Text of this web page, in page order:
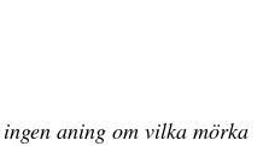
aning om vilka mörka